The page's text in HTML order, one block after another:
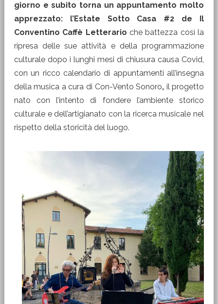
giorno e subito torna un appuntamento molto
apprezzato: l’Estate Sotto Casa #2 de Il
Conventino Caffè Letterario che battezza così la
ripresa delle sue attività e della programmazione
culturale dopo i lunghi mesi di chiusura causa Covid,
con un ricco calendario di appuntamenti all’insegna
della musica a cura di Con-Vento Sonoro, il progetto
nato con l’intento di fondere l’ambiente storico
culturale e dell’artigianato con la ricerca musicale nel
rispetto della storicità del luogo.